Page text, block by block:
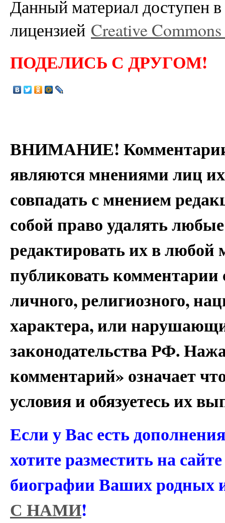
Данный материал доступен в
лицензией Creative
ПОДЕЛИСЬ С ДРУГОМ!
ВНИМАНИЕ! Комментарии
являются мнениями лиц
совпадать с мнением
собой право удалять
редактировать их в
публиковать
личного, религиозного,
характера, или
законодательства РФ.
комментарий» означает
условия и обязуетесь их
Если у Вас есть
хотите разместить на
биографии Ваших родных
С НАМИ!